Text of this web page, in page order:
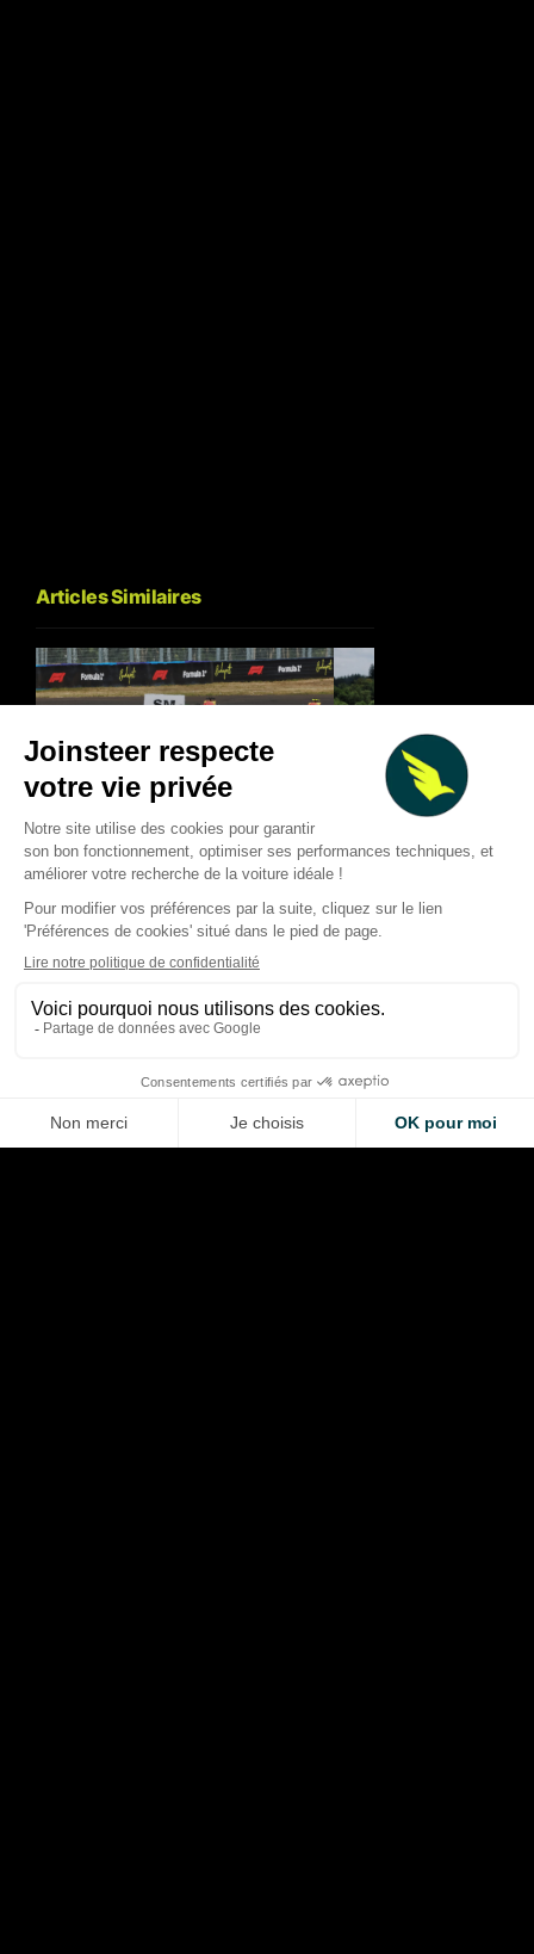
LA VOITURE DE VOS RÊVES
Articles Similaires
F1 2026 : les équipes refusent
une règle qui aurait permis
de baisser les pressions des
pneus
Aug 6, 2026
F1 : pourquoi les
peuvent pas
Aug 5, 2026